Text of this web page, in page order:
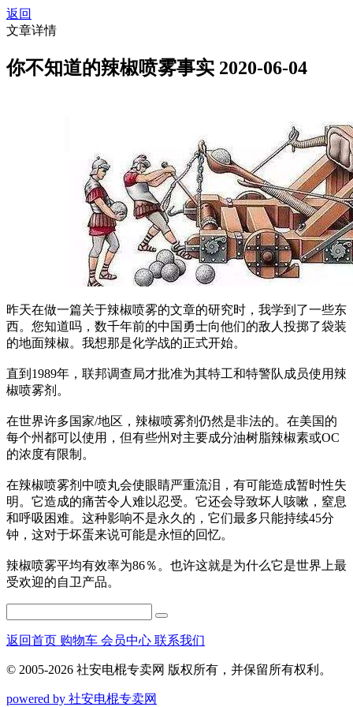
返回
文章详情
你不知道的辣椒喷雾事实 2020-06-04
昨天在做一篇关于辣椒喷雾的文章的研究时，我学到了一些东
西。您知道吗，数千年前的中国勇士向他们的敌人投掷了袋装
的地面辣椒。我想那是化学战的正式开始。
直到1989年，联邦调查局才批准为其特工和特警队成员使用辣
椒喷雾剂。
在世界许多国家/地区，辣椒喷雾剂仍然是非法的。在美国的
每个州都可以使用，但有些州对主要成分油树脂辣椒素或OC
的浓度有限制。
在辣椒喷雾剂中喷丸会使眼睛严重流泪，有可能造成暂时性失
明。它造成的痛苦令人难以忍受。它还会导致坏人咳嗽，窒息
和呼吸困难。这种影响不是永久的，它们最多只能持续45分
钟，这对于坏蛋来说可能是永恒的回忆。
辣椒喷雾平均有效率为86％。也许这就是为什么它是世界上最
受欢迎的自卫产品。
返回首页 购物车 会员中心 联系我们
© 2005-2026 社安电棍专卖网 版权所有，并保留所有权利。
powered by 社安电棍专卖网